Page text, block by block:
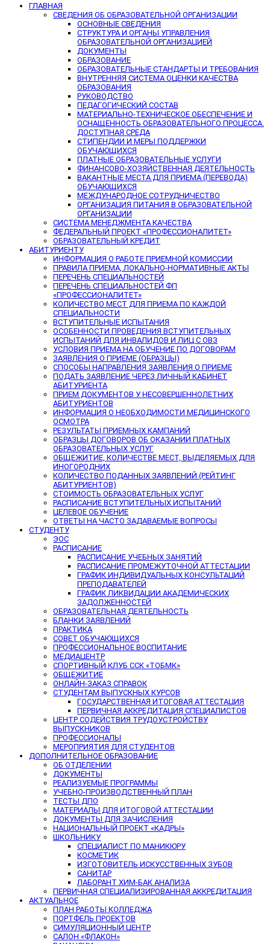
ГЛАВНАЯ
СВЕДЕНИЯ ОБ ОБРАЗОВАТЕЛЬНОЙ ОРГАНИЗАЦИИ
ОСНОВНЫЕ СВЕДЕНИЯ
СТРУКТУРА И ОРГАНЫ УПРАВЛЕНИЯ
ОБРАЗОВАТЕЛЬНОЙ ОРГАНИЗАЦИЕЙ
ДОКУМЕНТЫ
ОБРАЗОВАНИЕ
ОБРАЗОВАТЕЛЬНЫЕ СТАНДАРТЫ И ТРЕБОВАНИЯ
ВНУТРЕННЯЯ СИСТЕМА ОЦЕНКИ КАЧЕСТВА
ОБРАЗОВАНИЯ
РУКОВОДСТВО
ПЕДАГОГИЧЕСКИЙ СОСТАВ
МАТЕРИАЛЬНО-ТЕХНИЧЕСКОЕ ОБЕСПЕЧЕНИЕ И
ОСНАЩЕННОСТЬ ОБРАЗОВАТЕЛЬНОГО ПРОЦЕССА.
ДОСТУПНАЯ СРЕДА
СТИПЕНДИИ И МЕРЫ ПОДДЕРЖКИ
ОБУЧАЮЩИХСЯ
ПЛАТНЫЕ ОБРАЗОВАТЕЛЬНЫЕ УСЛУГИ
ФИНАНСОВО-ХОЗЯЙСТВЕННАЯ ДЕЯТЕЛЬНОСТЬ
ВАКАНТНЫЕ МЕСТА ДЛЯ ПРИЕМА (ПЕРЕВОДА)
ОБУЧАЮЩИХСЯ
МЕЖДУНАРОДНОЕ СОТРУДНИЧЕСТВО
ОРГАНИЗАЦИЯ ПИТАНИЯ В ОБРАЗОВАТЕЛЬНОЙ
ОРГАНИЗАЦИИ
СИСТЕМА МЕНЕДЖМЕНТА КАЧЕСТВА
ФЕДЕРАЛЬНЫЙ ПРОЕКТ «ПРОФЕССИОНАЛИТЕТ»
ОБРАЗОВАТЕЛЬНЫЙ КРЕДИТ
АБИТУРИЕНТУ
ИНФОРМАЦИЯ О РАБОТЕ ПРИЕМНОЙ КОМИССИИ
ПРАВИЛА ПРИЕМА, ЛОКАЛЬНО-НОРМАТИВНЫЕ АКТЫ
ПЕРЕЧЕНЬ СПЕЦИАЛЬНОСТЕЙ
ПЕРЕЧЕНЬ СПЕЦИАЛЬНОСТЕЙ ФП
«ПРОФЕССИОНАЛИТЕТ»
КОЛИЧЕСТВО МЕСТ ДЛЯ ПРИЕМА ПО КАЖДОЙ
СПЕЦИАЛЬНОСТИ
ВСТУПИТЕЛЬНЫЕ ИСПЫТАНИЯ
ОСОБЕННОСТИ ПРОВЕДЕНИЯ ВСТУПИТЕЛЬНЫХ
ИСПЫТАНИЙ ДЛЯ ИНВАЛИДОВ И ЛИЦ С ОВЗ
УСЛОВИЯ ПРИЕМА НА ОБУЧЕНИЕ ПО ДОГОВОРАМ
ЗАЯВЛЕНИЯ О ПРИЕМЕ (ОБРАЗЦЫ)
СПОСОБЫ НАПРАВЛЕНИЯ ЗАЯВЛЕНИЯ О ПРИЕМЕ
ПОДАТЬ ЗАЯВЛЕНИЕ ЧЕРЕЗ ЛИЧНЫЙ КАБИНЕТ
АБИТУРИЕНТА
ПРИЕМ ДОКУМЕНТОВ У НЕСОВЕРШЕННОЛЕТНИХ
АБИТУРИЕНТОВ
ИНФОРМАЦИЯ О НЕОБХОДИМОСТИ МЕДИЦИНСКОГО
ОСМОТРА
РЕЗУЛЬТАТЫ ПРИЕМНЫХ КАМПАНИЙ
ОБРАЗЦЫ ДОГОВОРОВ ОБ ОКАЗАНИИ ПЛАТНЫХ
ОБРАЗОВАТЕЛЬНЫХ УСЛУГ
ОБЩЕЖИТИЕ, КОЛИЧЕСТВЕ МЕСТ, ВЫДЕЛЯЕМЫХ ДЛЯ
ИНОГОРОДНИХ
КОЛИЧЕСТВО ПОДАННЫХ ЗАЯВЛЕНИЙ (РЕЙТИНГ
АБИТУРИЕНТОВ)
СТОИМОСТЬ ОБРАЗОВАТЕЛЬНЫХ УСЛУГ
РАСПИСАНИЕ ВСТУПИТЕЛЬНЫХ ИСПЫТАНИЙ
ЦЕЛЕВОЕ ОБУЧЕНИЕ
ОТВЕТЫ НА ЧАСТО ЗАДАВАЕМЫЕ ВОПРОСЫ
СТУДЕНТУ
ЭОС
РАСПИСАНИЕ
РАСПИСАНИЕ УЧЕБНЫХ ЗАНЯТИЙ
РАСПИСАНИЕ ПРОМЕЖУТОЧНОЙ АТТЕСТАЦИИ
ГРАФИК ИНДИВИДУАЛЬНЫХ КОНСУЛЬТАЦИЙ
ПРЕПОДАВАТЕЛЕЙ
ГРАФИК ЛИКВИДАЦИИ АКАДЕМИЧЕСКИХ
ЗАДОЛЖЕННОСТЕЙ
ОБРАЗОВАТЕЛЬНАЯ ДЕЯТЕЛЬНОСТЬ
БЛАНКИ ЗАЯВЛЕНИЙ
ПРАКТИКА
СОВЕТ ОБУЧАЮЩИХСЯ
ПРОФЕССИОНАЛЬНОЕ ВОСПИТАНИЕ
МЕДИАЦЕНТР
СПОРТИВНЫЙ КЛУБ ССК «ТОБМК»
ОБЩЕЖИТИЕ
ОНЛАЙН-ЗАКАЗ СПРАВОК
СТУДЕНТАМ ВЫПУСКНЫХ КУРСОВ
ГОСУДАРСТВЕННАЯ ИТОГОВАЯ АТТЕСТАЦИЯ
ПЕРВИЧНАЯ АККРЕДИТАЦИЯ СПЕЦИАЛИСТОВ
ЦЕНТР СОДЕЙСТВИЯ ТРУДОУСТРОЙСТВУ
ВЫПУСКНИКОВ
ПРОФЕССИОНАЛЫ
МЕРОПРИЯТИЯ ДЛЯ СТУДЕНТОВ
ДОПОЛНИТЕЛЬНОЕ ОБРАЗОВАНИЕ
ОБ ОТДЕЛЕНИИ
ДОКУМЕНТЫ
РЕАЛИЗУЕМЫЕ ПРОГРАММЫ
УЧЕБНО-ПРОИЗВОДСТВЕННЫЙ ПЛАН
ТЕСТЫ ДПО
МАТЕРИАЛЫ ДЛЯ ИТОГОВОЙ АТТЕСТАЦИИ
ДОКУМЕНТЫ ДЛЯ ЗАЧИСЛЕНИЯ
НАЦИОНАЛЬНЫЙ ПРОЕКТ «КАДРЫ»
ШКОЛЬНИКУ
СПЕЦИАЛИСТ ПО МАНИКЮРУ
КОСМЕТИК
ИЗГОТОВИТЕЛЬ ИСКУССТВЕННЫХ ЗУБОВ
САНИТАР
ЛАБОРАНТ ХИМ-БАК АНАЛИЗА
ПЕРВИЧНАЯ СПЕЦИАЛИЗИРОВАННАЯ АККРЕДИТАЦИЯ
АКТУАЛЬНОЕ
ПЛАН РАБОТЫ КОЛЛЕДЖА
ПОРТФЕЛЬ ПРОЕКТОВ
СИМУЛЯЦИОННЫЙ ЦЕНТР
САЛОН «ФЛАКОН»